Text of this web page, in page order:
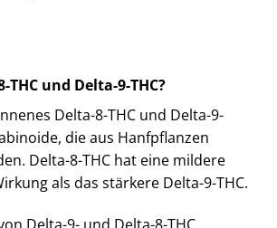
THC und Delta-9-THC?
Delta-8-THC und Delta-9-
die aus Hanfpflanzen
Delta-8-THC hat eine mildere
als das stärkere Delta-9-THC.
Delta-9- und Delta-8-THC